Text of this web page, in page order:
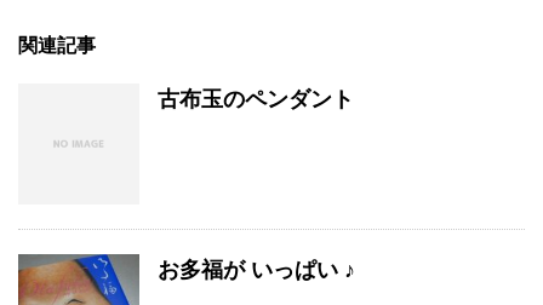
関連記事
古布玉のペンダント
お多福が いっぱい ♪